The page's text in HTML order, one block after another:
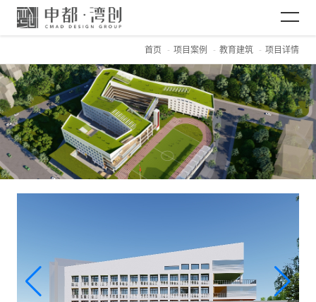
网站首页
关于CMAD
项目案例
首页 项目案例 教育建筑 项目详情